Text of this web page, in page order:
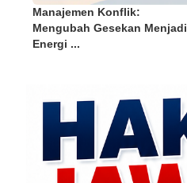
Manajemen Konflik:
Mengubah Gesekan Menjadi
Energi ...